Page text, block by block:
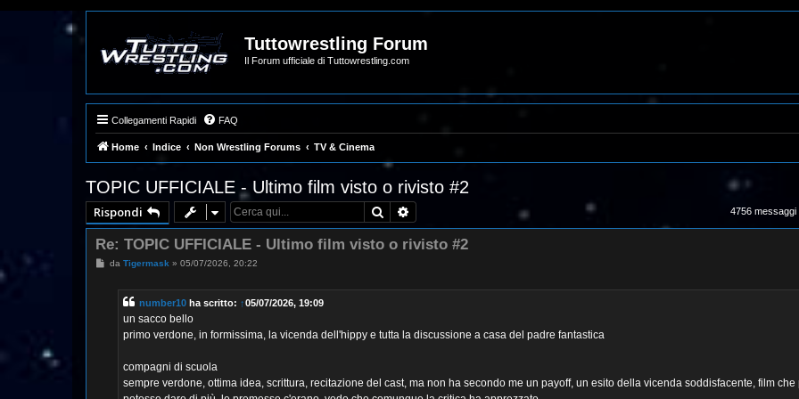
Tuttowrestling Forum
Il Forum ufficiale di Tuttowrestling.com
Collegamenti Rapidi FAQ
Home Indice Non Wrestling Forums TV & Cinema
TOPIC UFFICIALE - Ultimo film visto o rivisto #2
Rispondi Cerca 4756 messaggi
Re: TOPIC UFFICIALE - Ultimo film visto o rivisto #2
Mda Tigermask » 05/07/2026, 20:22
number10 ha scritto: ↑05/07/2026, 19:09
un sacco bello
primo verdone, in formissima, la vicenda dell'hippy e tutta la discussione a casa del padre fantastica
compagni di scuola
sempre verdone, ottima idea, scrittura, recitazione del cast, ma non ha secondo me un payoff, un esito della vicenda soddisfacente, film che